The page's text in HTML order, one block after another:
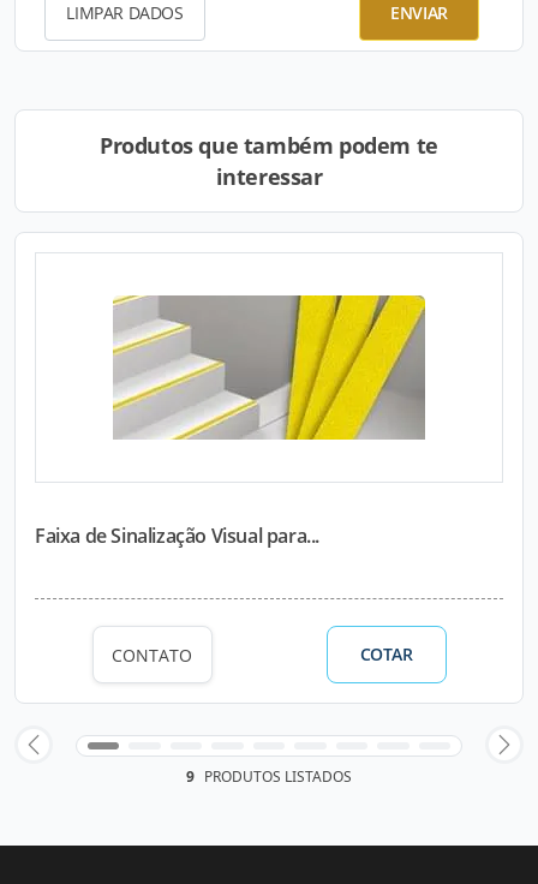
LIMPAR DADOS ENVIAR
Produtos que também podem te
interessar
Faixa de Sinalização Visual para...
CONTATO COTAR
9 PRODUTOS LISTADOS